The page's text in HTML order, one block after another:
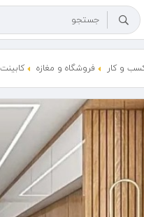
و کار فروشگاه و مغازه